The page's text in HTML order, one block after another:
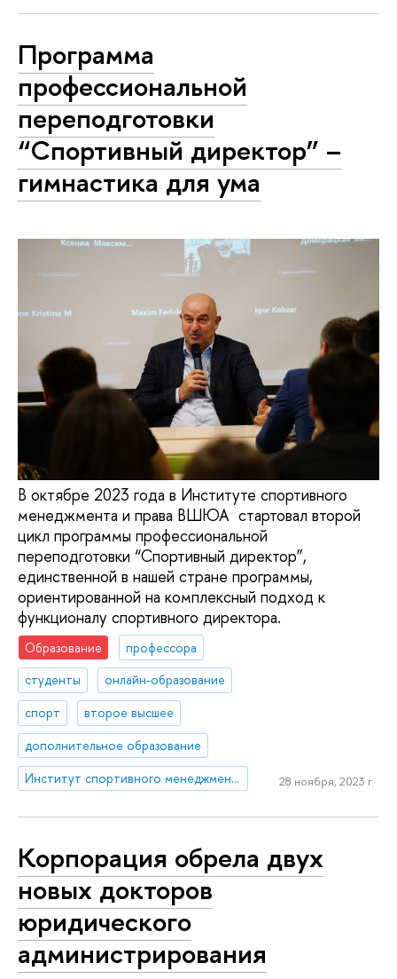
Программа
профессиональной
переподготовки
“Спортивный директор” –
гимнастика для ума
В октябре 2023 года в Институте спортивного
менеджмента и права ВШЮА стартовал второй
цикл программы профессиональной
переподготовки “Спортивный директор”,
единственной в нашей стране программы,
ориентированной на комплексный подход к
функционалу спортивного директора.
Образование
профессора
студенты
онлайн-образование
спорт
второе высшее
дополнительное образование
Институт спортивного менеджмента и права
28 ноября, 2023 г.
Корпорация обрела двух
новых докторов
юридического
администрирования